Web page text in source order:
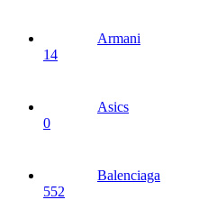
Armani
14
Asics
0
Balenciaga
552